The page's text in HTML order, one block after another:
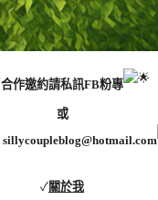
合作邀約請私訊FB粉專
或
sillycoupleblog@hotmail.com
✓關於我